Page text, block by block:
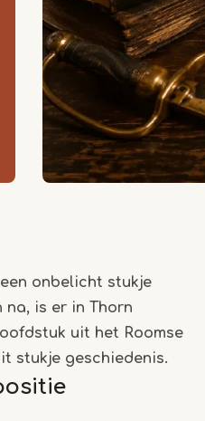
onbelicht stukje
na, is er in Thorn
uit het Roomse
stukje geschiedenis.